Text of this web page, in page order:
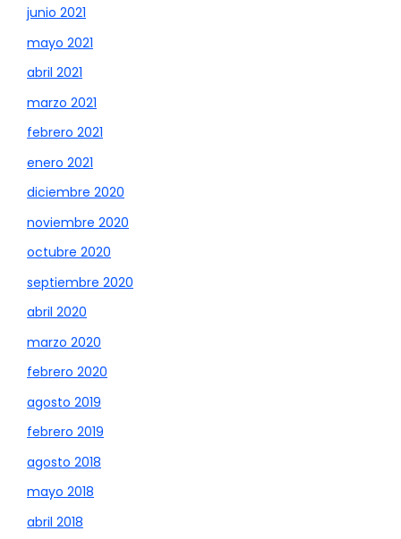
junio 2021
mayo 2021
abril 2021
marzo 2021
febrero 2021
enero 2021
diciembre 2020
noviembre 2020
octubre 2020
septiembre 2020
abril 2020
marzo 2020
febrero 2020
agosto 2019
febrero 2019
agosto 2018
mayo 2018
abril 2018